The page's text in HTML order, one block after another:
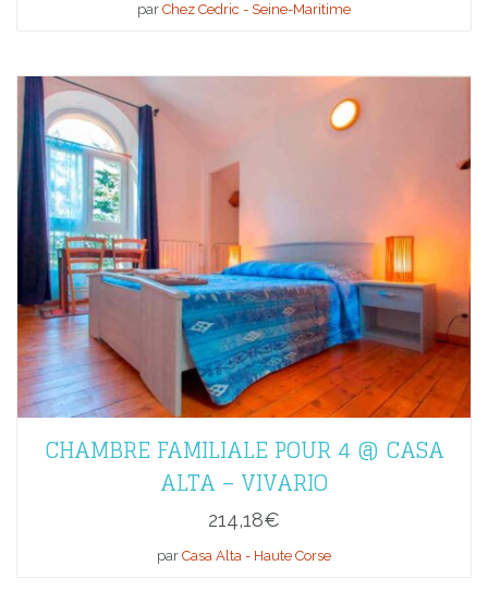
par Chez Cedric - Seine-Maritime
CHAMBRE FAMILIALE POUR 4 @ CASA
ALTA – VIVARIO
214,18€
par Casa Alta - Haute Corse